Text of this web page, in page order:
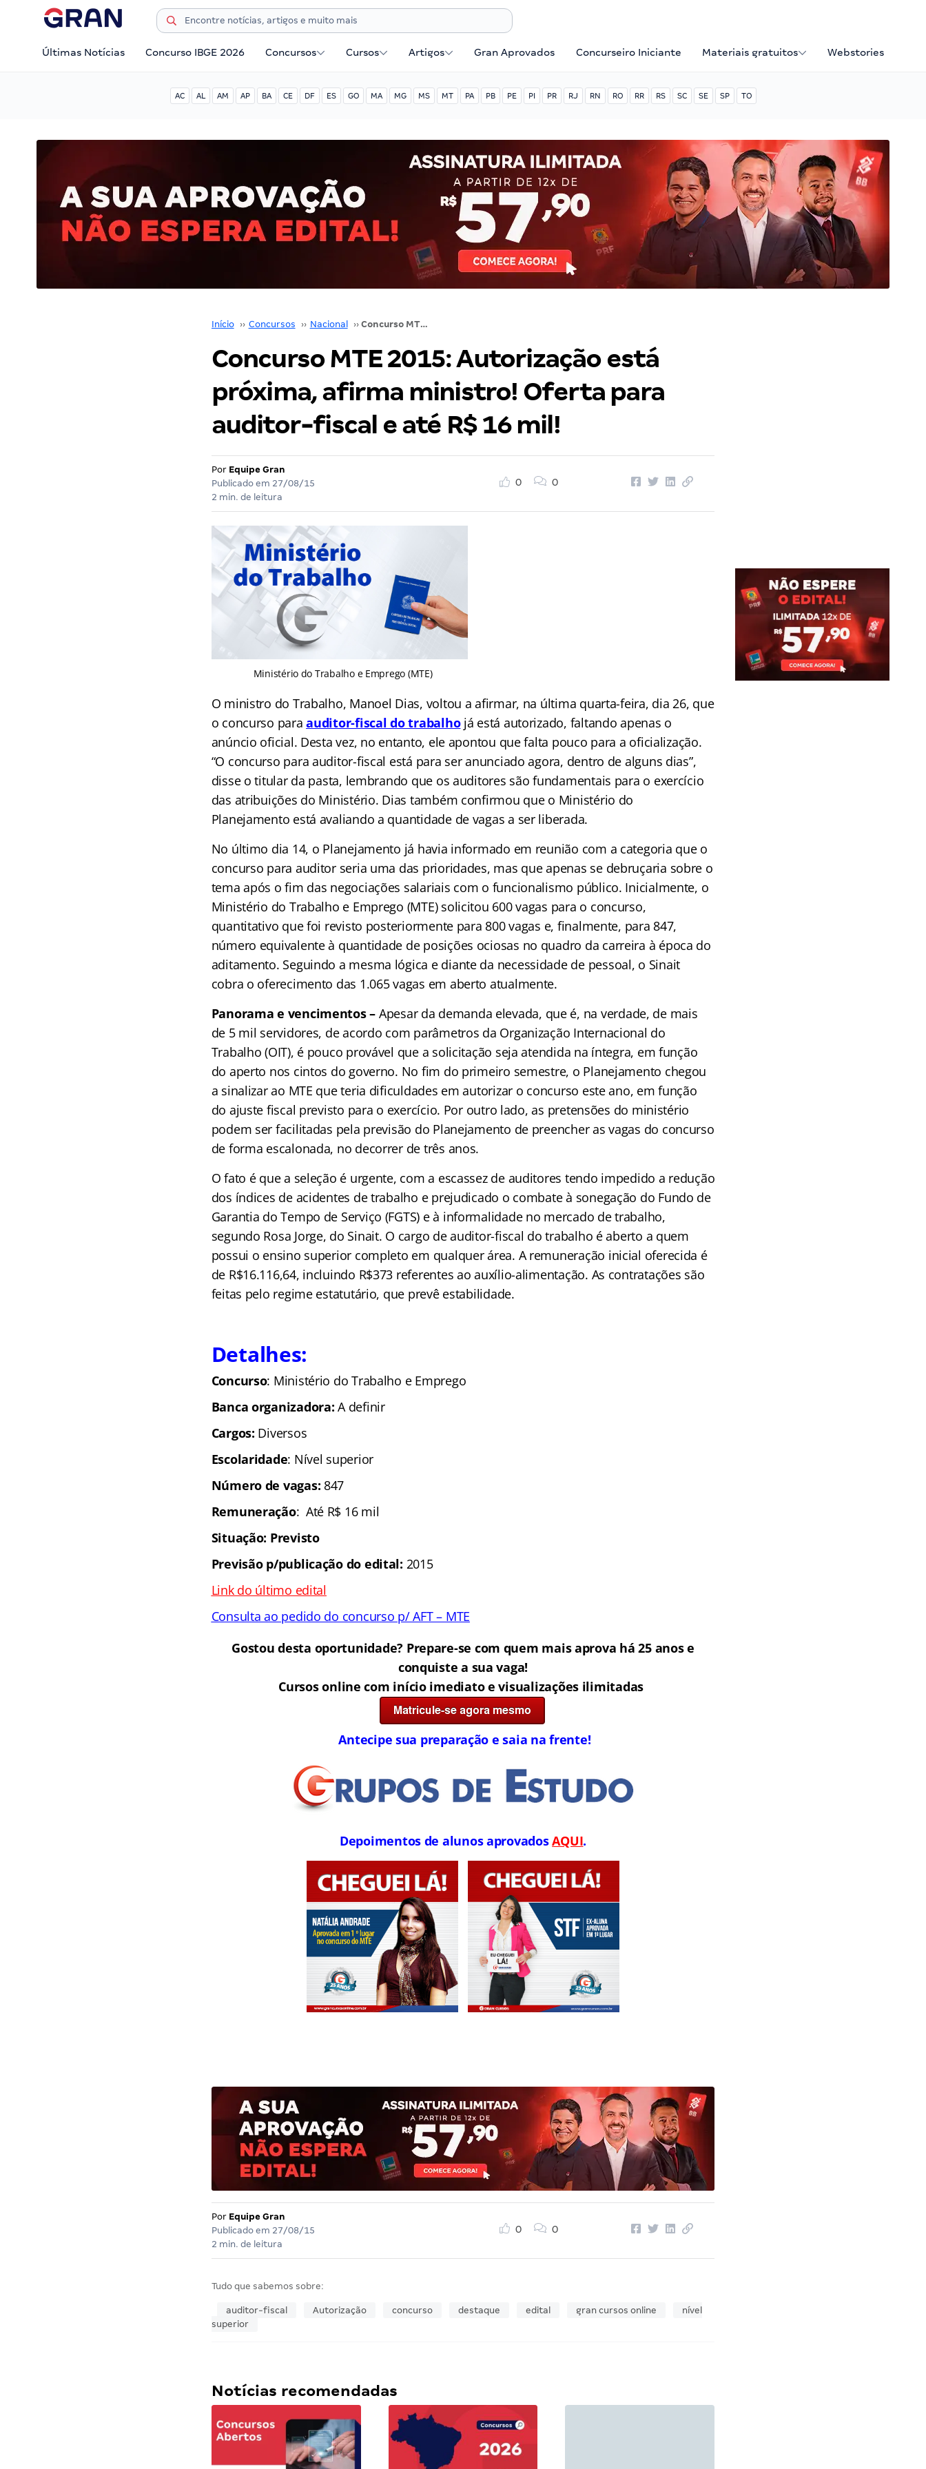
Últimas Notícias Concurso IBGE 2026 Concursos Cursos Artigos Gran Aprovados Concurseiro Iniciante Materiais gratuitos Webstories
AC AL AM AP BA CE DF ES GO MA MG MS MT PA PB PE PI PR RJ RN RO RR RS SC SE SP TO
Início ›› Concursos ›› Nacional ›› Concurso MTE 2015: Autorização está próxima, afirma ministro! Oferta para auditor-fiscal e até R$ 16 mil!
Concurso MTE 2015: Autorização está
próxima, afirma ministro! Oferta para
auditor-fiscal e até R$ 16 mil!
Por Equipe Gran
Publicado em 27/08/15
2 min. de leitura
0 0
Ministério do Trabalho e Emprego (MTE)
O ministro do Trabalho, Manoel Dias, voltou a afirmar, na última quarta-feira, dia 26, que
o concurso paraauditor-fiscal do trabalhojá está autorizado, faltando apenas o
anúncio oficial. Desta vez, no entanto, ele apontou que falta pouco para a oficialização.
“O concurso para auditor-fiscal está para ser anunciado agora, dentro de alguns dias”,
disse o titular da pasta, lembrando que os auditores são fundamentais para o exercício
das atribuições do Ministério. Dias também confirmou que o Ministério do
Planejamento está avaliando a quantidade de vagas a ser liberada.
No último dia 14, o Planejamento já havia informado em reunião com a categoria que o
concurso para auditor seria uma das prioridades, mas que apenas se debruçaria sobre o
tema após o fim das negociações salariais com o funcionalismo público. Inicialmente, o
Ministério do Trabalho e Emprego (MTE) solicitou 600 vagas para o concurso,
quantitativo que foi revisto posteriormente para 800 vagas e, finalmente, para 847,
número equivalente à quantidade de posições ociosas no quadro da carreira à época do
aditamento. Seguindo a mesma lógica e diante da necessidade de pessoal, o Sinait
cobra o oferecimento das 1.065 vagas em aberto atualmente.
Panorama e vencimentos – Apesar da demanda elevada, que é, na verdade, de mais
de 5 mil servidores, de acordo com parâmetros da Organização Internacional do
Trabalho (OIT), é pouco provável que a solicitação seja atendida na íntegra, em função
do aperto nos cintos do governo. No fim do primeiro semestre, o Planejamento chegou
a sinalizar ao MTE que teria dificuldades em autorizar o concurso este ano, em função
do ajuste fiscal previsto para o exercício. Por outro lado, as pretensões do ministério
podem ser facilitadas pela previsão do Planejamento de preencher as vagas do concurso
de forma escalonada, no decorrer de três anos.
O fato é que a seleção é urgente, com a escassez de auditores tendo impedido a redução
dos índices de acidentes de trabalho e prejudicado o combate à sonegação do Fundo de
Garantia do Tempo de Serviço (FGTS) e à informalidade no mercado de trabalho,
segundo Rosa Jorge, do Sinait. O cargo de auditor-fiscal do trabalho é aberto a quem
possui o ensino superior completo em qualquer área. A remuneração inicial oferecida é
de R$16.116,64, incluindo R$373 referentes ao auxílio-alimentação. As contratações são
feitas pelo regime estatutário, que prevê estabilidade.
Detalhes:
Concurso: Ministério do Trabalho e Emprego
Banca organizadora:A definir
Cargos: Diversos
Escolaridade: Nível superior
Número de vagas: 847
Remuneração: Até R$ 16 mil
Situação: Previsto
Previsão p/publicação do edital: 2015
Link do último edital
Consulta ao pedido do concurso p/ AFT – MTE
Gostou desta oportunidade? Prepare-se com quem mais aprova há 25 anos e
conquiste a sua vaga!
Cursos online com início imediato e visualizações ilimitadas
Antecipe sua preparação e saia na frente!
Depoimentos de alunos aprovadosAQUI.
Por Equipe Gran
Publicado em 27/08/15
2 min. de leitura
0 0
Tudo que sabemos sobre:
auditor-fiscal Autorização concurso destaque edital gran cursos online
nível
superior
Notícias recomendadas